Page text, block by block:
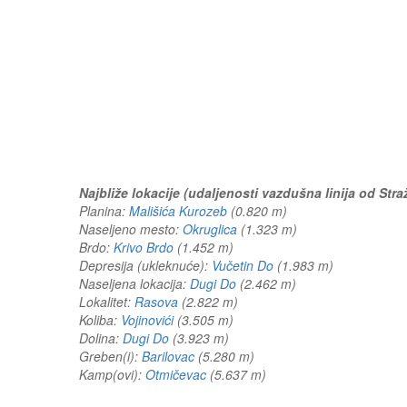
Najbliže lokacije (udaljenosti vazdušna linija od
Planina: Mališića Kurozeb (0.820 m)
Naseljeno mesto: Okruglica (1.323 m)
Brdo: Krivo Brdo (1.452 m)
Depresija (ukleknuće): Vučetin Do (1.983 m)
Naseljena lokacija: Dugi Do (2.462 m)
Lokalitet: Rasova (2.822 m)
Koliba: Vojinovići(3.505 m)
Dolina: Dugi Do (3.923 m)
Greben(i): Barilovac (5.280 m)
Kamp(ovi): Otmičevac (5.637 m)